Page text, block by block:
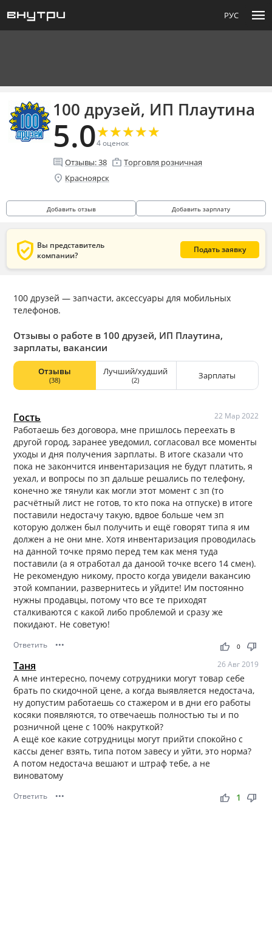
РУС menu
100 друзей, ИП Плаутина
5.0★
★★
★★
★★
★★
★
4оценок
comment Отзывы:38 enterprise Торговля розничная
location_on Красноярск
Добавить отзыв Добавить зарплату
verified_user Вы представитель
компании?
Подать заявку
100 друзей — запчасти, аксессуары для мобильных
телефонов.
Отзывы о работе в 100 друзей, ИП Плаутина,
зарплаты, вакансии
Отзывы
(38)
Лучший/худший
(2) Зарплаты
Гость 22 Мар 2022
Работаешь без договора, мне пришлось переехать в
другой город, заранее уведомил, согласовал все моменты
уходы и дня получения зарплаты. В итоге сказали что
пока не закончится инвентаризация не будут платить, я
уехал, и вопросы по зп дальше решались по телефону,
конечно же тянули как могли этот момент с зп (то
расчётный лист не готов, то кто пока на отпуске) в итоге
поставили недостачу такую, вдвое больше чем зп
которую должен был получить и ещё говорят типа я им
должен а не они мне. Хотя инвентаризация проводилась
на данной точке прямо перед тем как меня туда
поставили (а я отработал да даноой точке всего 14 смен).
Не рекомендую никому, просто когда увидели вакансию
этой компании, развернитесь и уйдите! Им постоянно
нужны продавцы, потому что все те приходят
сталкиваются с какой либо проблемой и сразу же
покидают. Не советую!
Ответить ••• thumb_up thumb_down
0
Таня 26 Авг 2019
А мне интересно, почему сотрудники могут товар себе
брать по скидочной цене, а когда выявляется недостача,
ну допустим работаешь со стажером и в дни его работы
косяки появляются, то отвечаешь полностью ты и по
розничной цене с 100% накруткой?
А ещё кое какие сотрудницы могут прийти спокойно с
кассы денег взять, типа потом завесу и уйти, это норма?
А потом недостача вешают и штраф тебе, а не
виноватому
Ответить ••• thumb_up thumb_down
1